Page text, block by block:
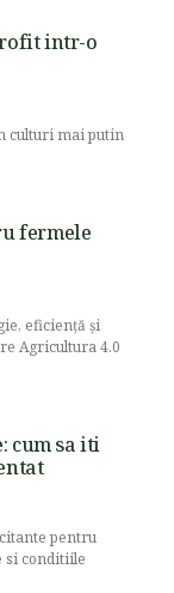
intr-o
culturi mai putin
fermele
eficiență și
Agricultura 4.0
cum sa iti
pentru
si conditiile